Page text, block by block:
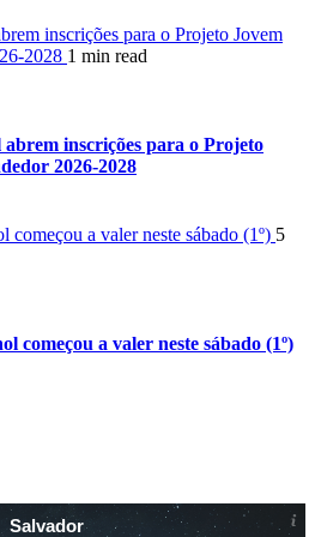
inscrições para o Projeto Jovem
2028 1 min read
inscrições para o Projeto
2026-2028
começou a valer neste sábado (1º) 5
começou a valer neste sábado (1º)
Salvador